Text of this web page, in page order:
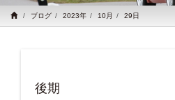
ブログ 2023年 10月 29日
後期